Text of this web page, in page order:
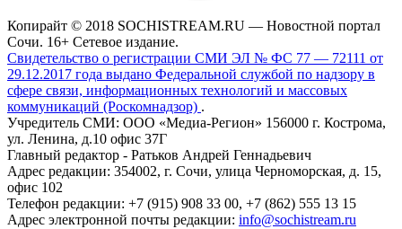
Копирайт © 2018 SOCHISTREAM.RU — Новостной портал
Сочи. 16+ Сетевое издание.
Свидетельство о регистрации СМИ ЭЛ № ФС 77 — 72111 от
29.12.2017 года выдано Федеральной службой по надзору в
сфере связи, информационных технологий и массовых
коммуникаций (Роскомнадзор) .
Учредитель СМИ: ООО «Медиа-Регион» 156000 г. Кострома,
ул. Ленина, д.10 офис 37Г
Главный редактор - Ратьков Андрей Геннадьевич
Адрес редакции: 354002, г. Сочи, улица Черноморская, д. 15,
офис 102
Телефон редакции: +7 (915) 908 33 00, +7 (862) 555 13 15
Адрес электронной почты редакции: info@sochistream.ru